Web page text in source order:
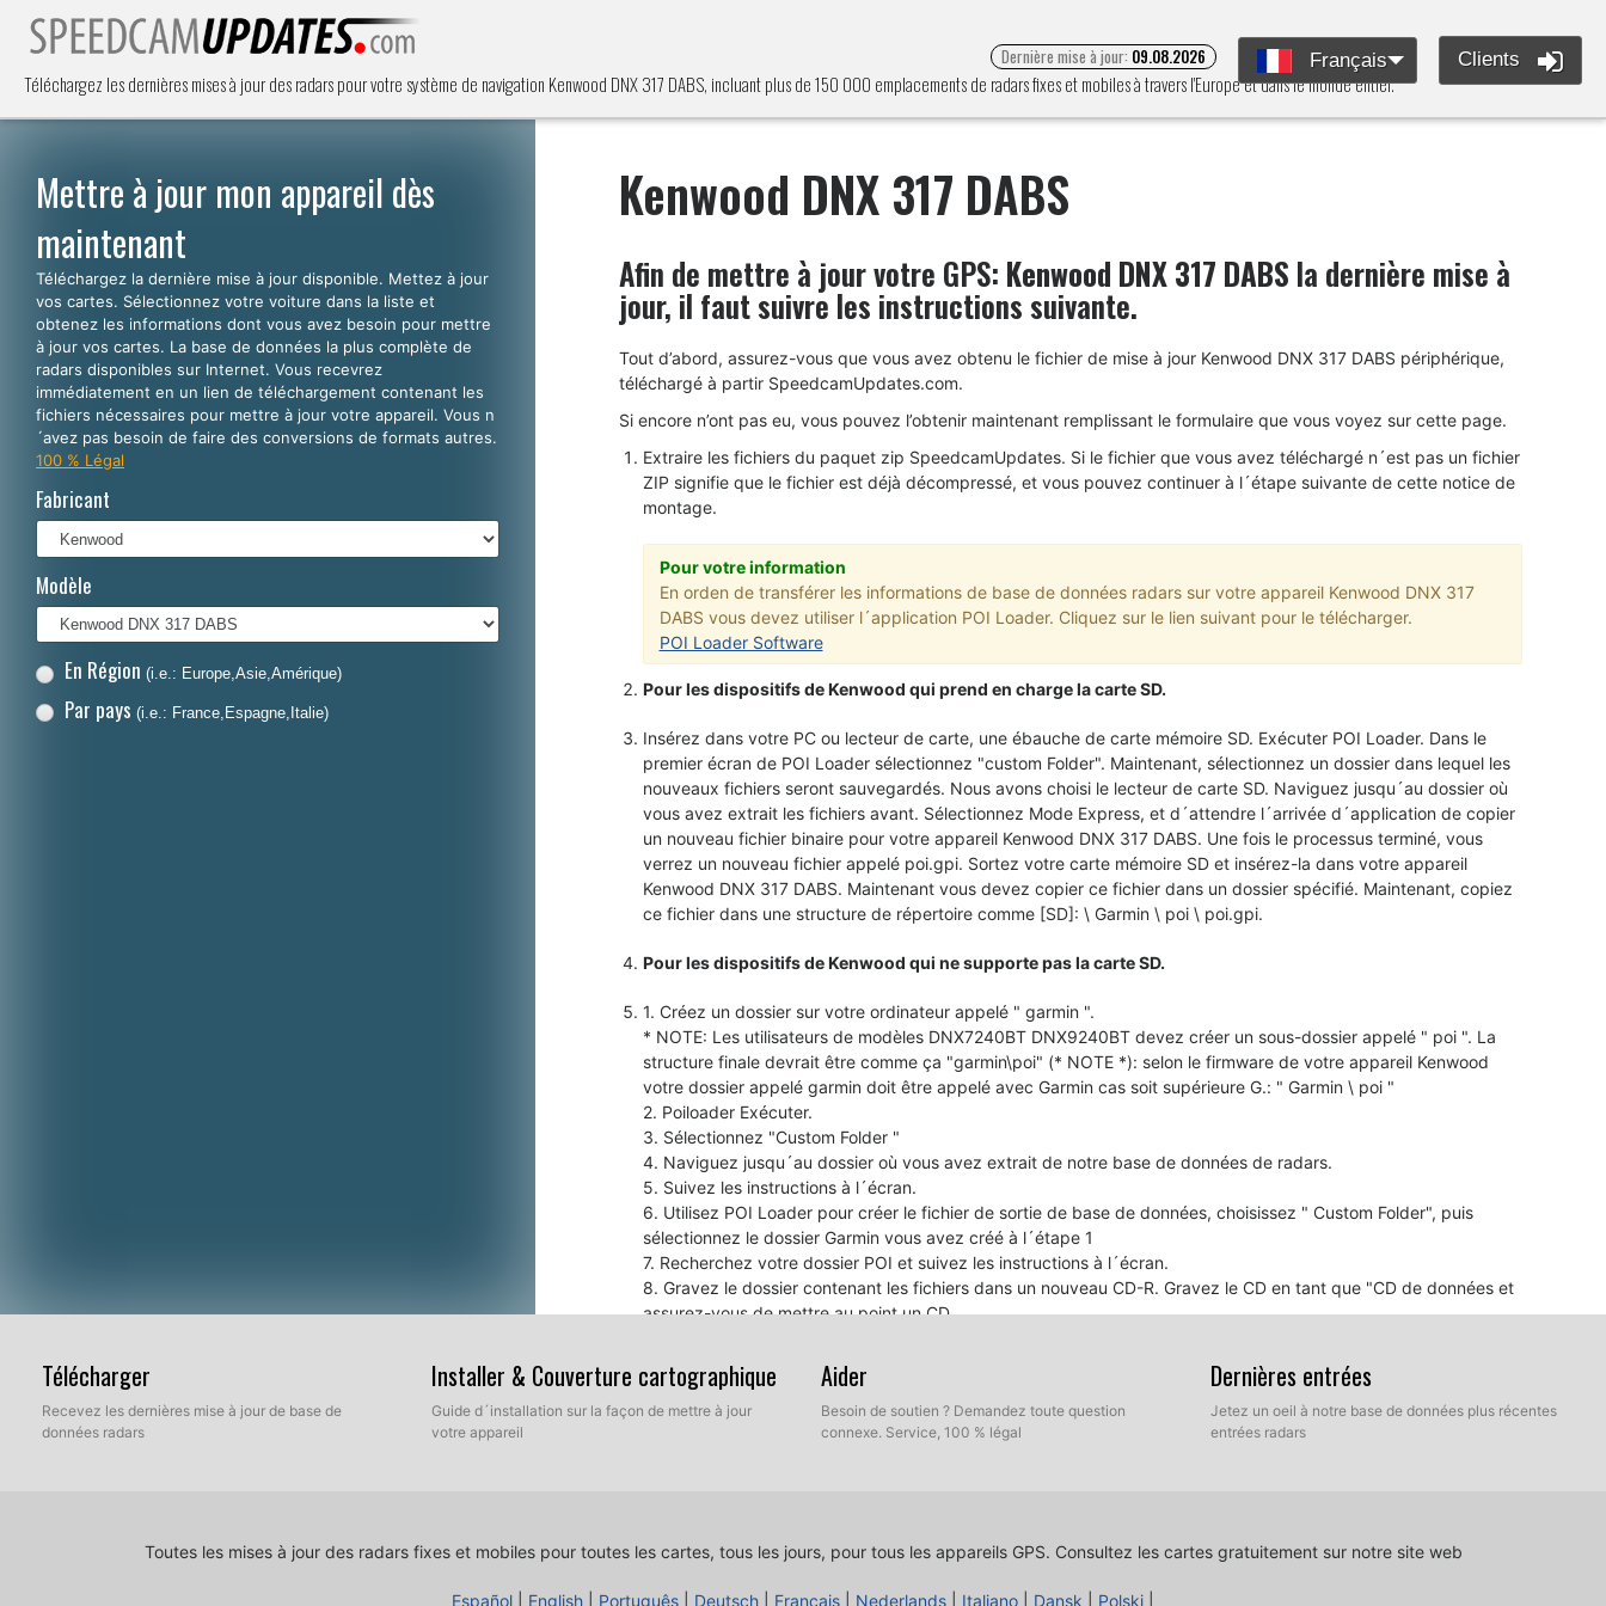
Téléchargez les dernières mises à jour des radars pour votre système de navigation Kenwood DNX 317 DABS, incluant plus de 150 000 emplacements de radars fixes et mobiles à travers l'Europe et dans le monde entier.
Dernière mise à jour: 09.08.2026 Français Clients
Mettre à jour mon appareil dès
maintenant
Téléchargez la dernière mise à jour disponible. Mettez à jour
vos cartes. Sélectionnez votre voiture dans la liste et
obtenez les informations dont vous avez besoin pour mettre
à jour vos cartes. La base de données la plus complète de
radars disponibles sur Internet. Vous recevrez
immédiatement en un lien de téléchargement contenant les
fichiers nécessaires pour mettre à jour votre appareil. Vous n
´avez pas besoin de faire des conversions de formats autres.
100 % Légal
Fabricant
Modèle
En Région (i.e.: Europe,Asie,Amérique)
Par pays (i.e.: France,Espagne,Italie)
Kenwood DNX 317 DABS
Afin de mettre à jour votre GPS: Kenwood DNX 317 DABS la dernière mise à
jour, il faut suivre les instructions suivante.
Tout d’abord, assurez-vous que vous avez obtenu le fichier de mise à jour Kenwood DNX 317 DABS périphérique,
téléchargé à partir SpeedcamUpdates.com.
Si encore n’ont pas eu, vous pouvez l’obtenir maintenant remplissant le formulaire que vous voyez sur cette page.
Extraire les fichiers du paquet zip SpeedcamUpdates. Si le fichier que vous avez téléchargé n´est pas un fichier
ZIP signifie que le fichier est déjà décompressé, et vous pouvez continuer à l´étape suivante de cette notice de
montage.
Pour votre information
En orden de transférer les informations de base de données radars sur votre appareil Kenwood DNX 317
DABS vous devez utiliser l´application POI Loader. Cliquez sur le lien suivant pour le télécharger.
POI Loader Software
Pour les dispositifs de Kenwood qui prend en charge la carte SD.
Insérez dans votre PC ou lecteur de carte, une ébauche de carte mémoire SD. Exécuter POI Loader. Dans le
premier écran de POI Loader sélectionnez "custom Folder". Maintenant, sélectionnez un dossier dans lequel les
nouveaux fichiers seront sauvegardés. Nous avons choisi le lecteur de carte SD. Naviguez jusqu´au dossier où
vous avez extrait les fichiers avant. Sélectionnez Mode Express, et d´attendre l´arrivée d´application de copier
un nouveau fichier binaire pour votre appareil Kenwood DNX 317 DABS. Une fois le processus terminé, vous
verrez un nouveau fichier appelé poi.gpi. Sortez votre carte mémoire SD et insérez-la dans votre appareil
Kenwood DNX 317 DABS. Maintenant vous devez copier ce fichier dans un dossier spécifié. Maintenant, copiez
ce fichier dans une structure de répertoire comme [SD]: \ Garmin \ poi \ poi.gpi.
Pour les dispositifs de Kenwood qui ne supporte pas la carte SD.
1. Créez un dossier sur votre ordinateur appelé " garmin ".
* NOTE: Les utilisateurs de modèles DNX7240BT DNX9240BT devez créer un sous-dossier appelé " poi ". La
structure finale devrait être comme ça "garmin\poi" (* NOTE *): selon le firmware de votre appareil Kenwood
votre dossier appelé garmin doit être appelé avec Garmin cas soit supérieure G.: " Garmin \ poi "
2. Poiloader Exécuter.
3. Sélectionnez "Custom Folder "
4. Naviguez jusqu´au dossier où vous avez extrait de notre base de données de radars.
5. Suivez les instructions à l´écran.
6. Utilisez POI Loader pour créer le fichier de sortie de base de données, choisissez " Custom Folder", puis
sélectionnez le dossier Garmin vous avez créé à l´étape 1
7. Recherchez votre dossier POI et suivez les instructions à l´écran.
8. Gravez le dossier contenant les fichiers dans un nouveau CD-R. Gravez le CD en tant que "CD de données et
assurez-vous de mettre au point un CD.
Si vous rencontrez qu´il n´y a pas de son lorsque vous approchez d´un radar automatique, cela signifie
probablement que votre microprogramme de l´appareil et peut-être de votre logiciel de navigation doit être
Télécharger
Recevez les dernières mise à jour de base de
données radars
Installer & Couverture cartographique
Guide d´installation sur la façon de mettre à jour
votre appareil
Aider
Besoin de soutien ? Demandez toute question
connexe. Service, 100 % légal
Dernières entrées
Jetez un oeil à notre base de données plus récentes
entrées radars
Toutes les mises à jour des radars fixes et mobiles pour toutes les cartes, tous les jours, pour tous les appareils GPS. Consultez les cartes gratuitement sur notre site web
Español English Português Deutsch Français Nederlands Italiano Dansk Polski